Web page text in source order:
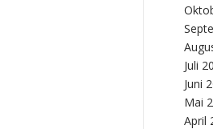
Juli
Juni
Mai
April